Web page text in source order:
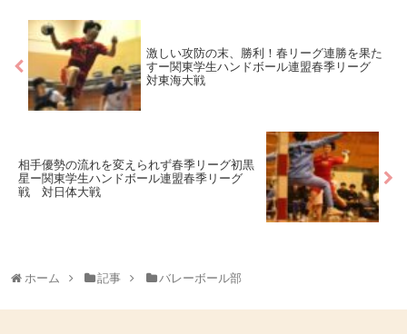
激しい攻防の末、勝利！春リーグ連勝を果た
すー関東学生ハンドボール連盟春季リーグ
対東海大戦
相手優勢の流れを変えられず春季リーグ初黒
星ー関東学生ハンドボール連盟春季リーグ
戦 対日体大戦
ホーム 記事 バレーボール部